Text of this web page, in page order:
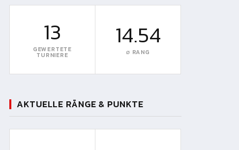
13
GEWERTETE
TURNIERE
14.54
∅ RANG
AKTUELLE RÄNGE & PUNKTE